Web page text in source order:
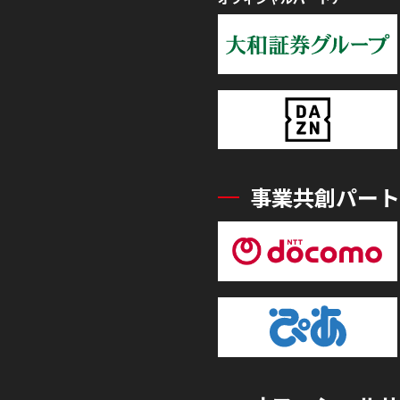
事業共創パー